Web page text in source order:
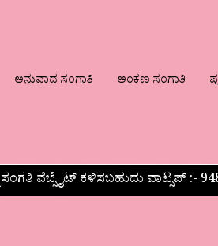
ಅನುವಾದ ಸಂಗಾತಿ ಅಂಕಣ ಸಂಗಾತಿ
ವೆಬ್ಸೈಟ್ ಕಳಿಸಬಹುದು ವಾಟ್ಸಪ್‌ :-